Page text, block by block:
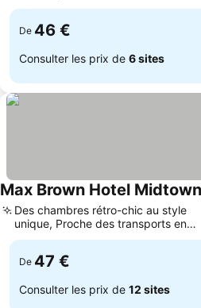
De 46 €
Consulter les prix de 6 sites
Max Brown Hotel
Des chambres rétro-chic au style
unique, Proche des transports en
commun
De 47 €
Consulter les prix de 12 sites